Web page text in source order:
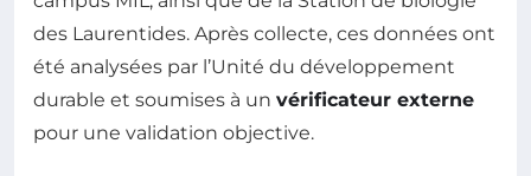
des Laurentides. Après collecte, ces données ont
été analysées par l’Unité du développement
durable et soumises à un vérificateur externe
pour une validation objective.